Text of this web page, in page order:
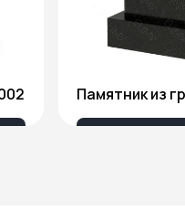
Памятник из